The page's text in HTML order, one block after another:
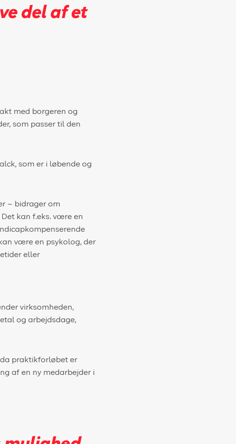
del af et
med borgeren og
som passer til den
som er i løbende og
– bidrager om
kan f.eks. være en
være en psykolog, der
eller
virksomheden,
og arbejdsdage,
praktikforløbet er
af en ny medarbejder i